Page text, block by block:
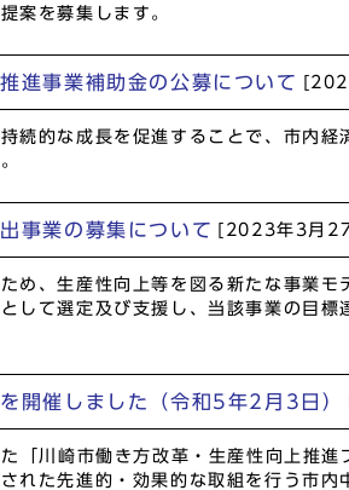
案を募集します。
進事業補助金の公募について
続的な成長を促進することで、市内
事業の募集について [2023年3月
め、生産性向上等を図る新たな事業
して選定及び支援し、当該事業の目
開催しました（令和5年2月3日）
川崎市働き方改革・生産性向上推
れた先進的・効果的な取組を行う市内